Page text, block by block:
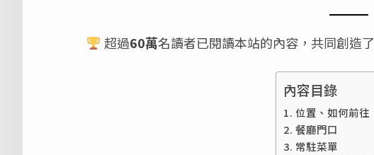
超過60萬名讀者已閱讀本站的內容，共同創造了
內容目錄
位置、如何前往
餐廳門口
常駐菜單